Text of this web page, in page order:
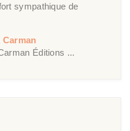
sympathique de
Éditions ...